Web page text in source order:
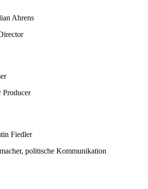
Ahrens
Producer
Fiedler
politische Kommunikation